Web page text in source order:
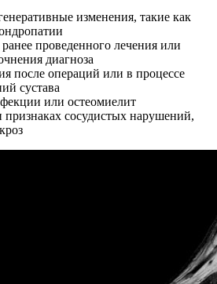
изменения, такие как
проведенного лечения или
диагноза
после операций или в процессе
сустава
или остеомиелит
признаках сосудистых нарушений,